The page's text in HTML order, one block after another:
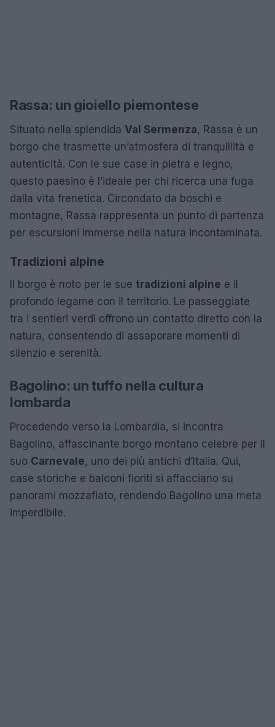
Rassa: un gioiello piemontese
Situato nella splendida Val Sermenza, Rassa è un
borgo che trasmette un’atmosfera di tranquillità e
autenticità. Con le sue case in pietra e legno,
questo paesino è l’ideale per chi ricerca una fuga
dalla vita frenetica. Circondato da boschi e
montagne, Rassa rappresenta un punto di partenza
per escursioni immerse nella natura incontaminata.
Tradizioni alpine
Il borgo è noto per le sue tradizioni alpine e il
profondo legame con il territorio. Le passeggiate
tra i sentieri verdi offrono un contatto diretto con la
natura, consentendo di assaporare momenti di
silenzio e serenità.
Bagolino: un tuffo nella cultura
lombarda
Procedendo verso la Lombardia, si incontra
Bagolino, affascinante borgo montano celebre per il
suo Carnevale, uno dei più antichi d’Italia. Qui,
case storiche e balconi fioriti si affacciano su
panorami mozzafiato, rendendo Bagolino una meta
imperdibile.